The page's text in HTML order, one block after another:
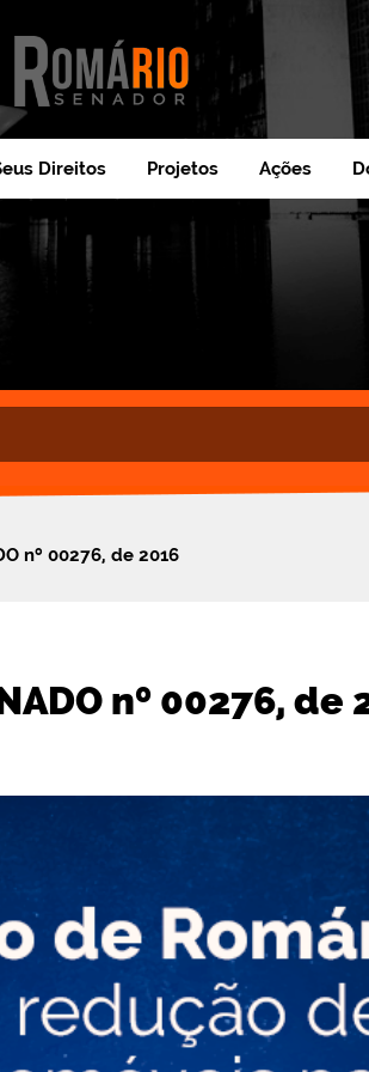
Direitos Projetos Ações
nº 00276, de 2016
nº 00276, de